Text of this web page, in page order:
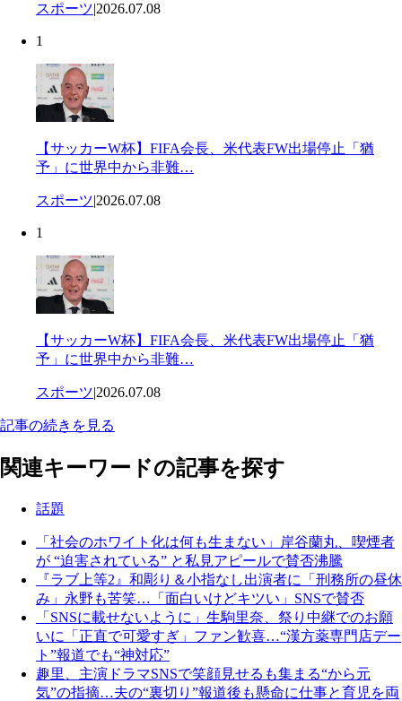
スポーツ|2026.07.08
1
【サッカーW杯】FIFA会長、米代表FW出場停止「猶
予」に世界中から非難…
スポーツ|2026.07.08
1
【サッカーW杯】FIFA会長、米代表FW出場停止「猶
予」に世界中から非難…
スポーツ|2026.07.08
記事の続きを見る
関連キーワードの記事を探す
話題
「社会のホワイト化は何も生まない」岸谷蘭丸、喫煙者
が “迫害されている” と私見アピールで賛否沸騰
『ラブ上等2』和彫り＆小指なし出演者に「刑務所の昼休
み」永野も苦笑…「面白いけどキツい」SNSで賛否
「SNSに載せないように」生駒里奈、祭り中継でのお願
いに「正直で可愛すぎ」ファン歓喜…“漢方薬専門店デー
ト”報道でも“神対応”
趣里、主演ドラマSNSで笑顔見せるも集まる“から元
気”の指摘…夫の“裏切り”報道後も懸命に仕事と育児を両